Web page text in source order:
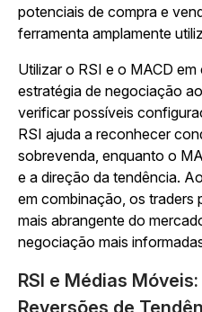
potenciais de compra e
ferramenta amplamente
Utilizar o RSI e o MACD
estratégia de negociação
verificar possíveis
RSI ajuda a reconhecer
sobrevenda, enquanto o
e a direção da tendência.
em combinação, os traders
mais abrangente do
negociação mais
RSI e Médias
Reversões de